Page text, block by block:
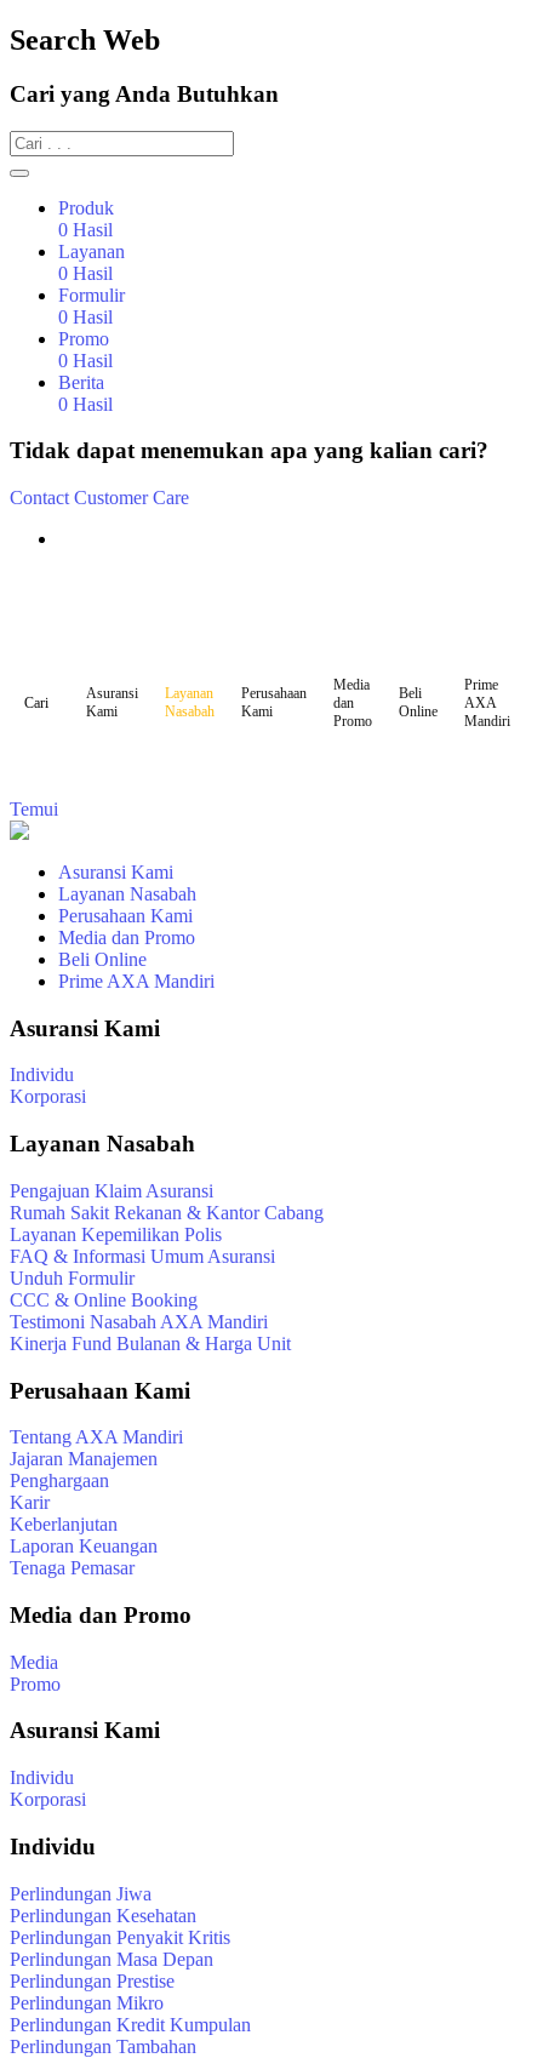
Search Web
Cari yang Anda Butuhkan
Produk
0 Hasil
Layanan
0 Hasil
Formulir
0 Hasil
Promo
0 Hasil
Berita
0 Hasil
Tidak dapat menemukan apa yang kalian cari?
Contact Customer Care
Cari
Asuransi
Kami
Layanan
Nasabah
Perusahaan
Kami
Media
dan
Promo
Beli
Online
Prime
AXA
Mandiri
Temui
Asuransi Kami
Layanan Nasabah
Perusahaan Kami
Media dan Promo
Beli Online
Prime AXA Mandiri
Asuransi Kami
Individu
Korporasi
Layanan Nasabah
Pengajuan Klaim Asuransi
Rumah Sakit Rekanan & Kantor Cabang
Layanan Kepemilikan Polis
FAQ & Informasi Umum Asuransi
Unduh Formulir
CCC & Online Booking
Testimoni Nasabah AXA Mandiri
Kinerja Fund Bulanan & Harga Unit
Perusahaan Kami
Tentang AXA Mandiri
Jajaran Manajemen
Penghargaan
Karir
Keberlanjutan
Laporan Keuangan
Tenaga Pemasar
Media dan Promo
Media
Promo
Asuransi Kami
Individu
Korporasi
Individu
Perlindungan Jiwa
Perlindungan Kesehatan
Perlindungan Penyakit Kritis
Perlindungan Masa Depan
Perlindungan Prestise
Perlindungan Mikro
Perlindungan Kredit Kumpulan
Perlindungan Tambahan